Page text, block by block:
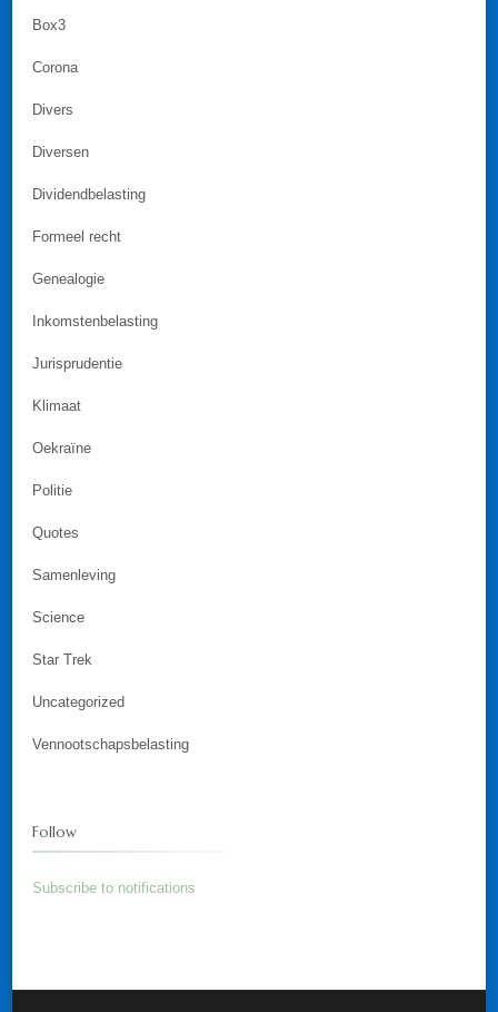
Box3
Corona
Divers
Diversen
Dividendbelasting
Formeel recht
Genealogie
Inkomstenbelasting
Jurisprudentie
Klimaat
Oekraïne
Politie
Quotes
Samenleving
Science
Star Trek
Uncategorized
Vennootschapsbelasting
Follow
Subscribe to notifications